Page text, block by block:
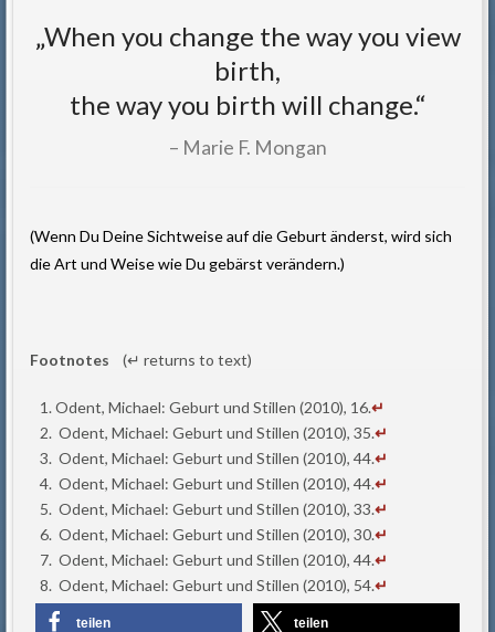
„When you change the way you view
birth,
the way you birth will change.“
Marie F. Mongan
(Wenn Du Deine Sichtweise auf die Geburt änderst, wird sich
die Art und Weise wie Du gebärst verändern.)
Footnotes (↵ returns to text)
Odent, Michael: Geburt und Stillen (2010), 16.↵
Odent, Michael: Geburt und Stillen (2010), 35.↵
Odent, Michael: Geburt und Stillen (2010), 44.↵
Odent, Michael: Geburt und Stillen (2010), 44.↵
Odent, Michael: Geburt und Stillen (2010), 33.↵
Odent, Michael: Geburt und Stillen (2010), 30.↵
Odent, Michael: Geburt und Stillen (2010), 44.↵
Odent, Michael: Geburt und Stillen (2010), 54.↵
teilen teilen